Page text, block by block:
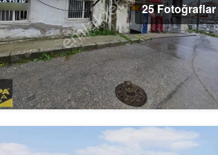
25 Fotoğraflar